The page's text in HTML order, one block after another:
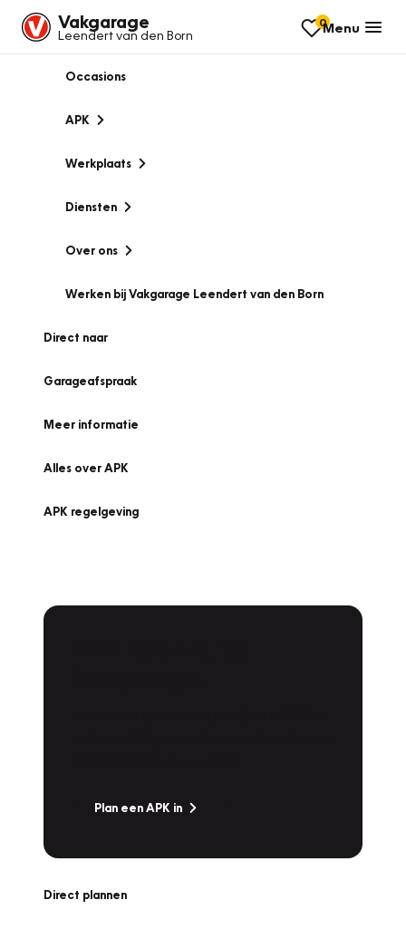
Vakgarage
Leendert van den Born
0Menu
Occasions
APK
Werkplaats
Diensten
Over ons
Werken bij Vakgarage Leendert van den Born
Direct naar
Garageafspraak
Meer informatie
Alles over APK
APK regelgeving
Plan een APK in
Direct plannen